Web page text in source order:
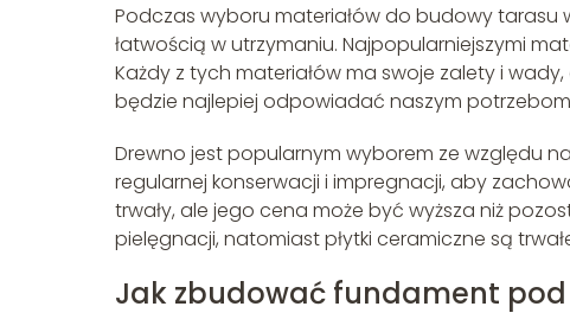
Podczas wyboru materiałów do budowy tarasu
łatwością w utrzymaniu. Najpopularniejszymi
Każdy z tych materiałów ma swoje zalety i
będzie najlepiej odpowiadać naszym
Drewno jest popularnym wyborem ze względu
regularnej konserwacji i impregnacji, aby
trwały, ale jego cena może być wyższa niż
pielęgnacji, natomiast płytki ceramiczne są
Jak zbudować fundament